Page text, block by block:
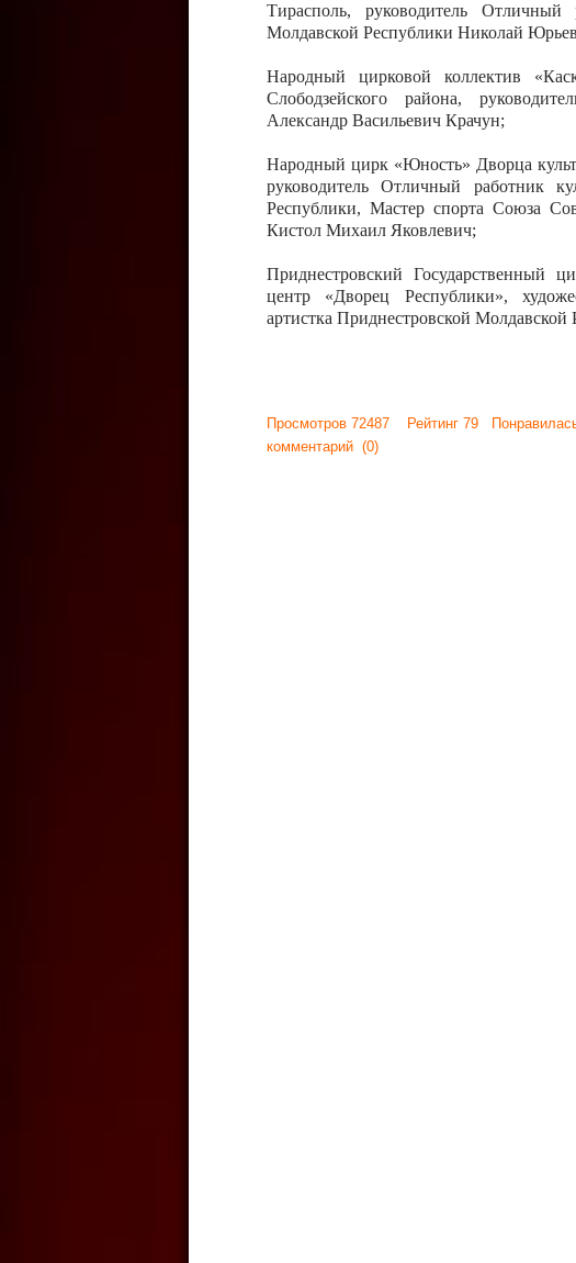
Тирасполь, руководитель Отличный
Молдавской Республики Николай
Народный цирковой коллектив
Слободзейского района,
Александр Васильевич Крачун;
Народный цирк «Юность» Дворца
руководитель Отличный работник
Республики, Мастер спорта Союза
Кистол Михаил Яковлевич;
Приднестровский Государственный
центр «Дворец Республики»,
артистка Приднестровской
Просмотров 72487 Рейтинг 79
комментарий (0)